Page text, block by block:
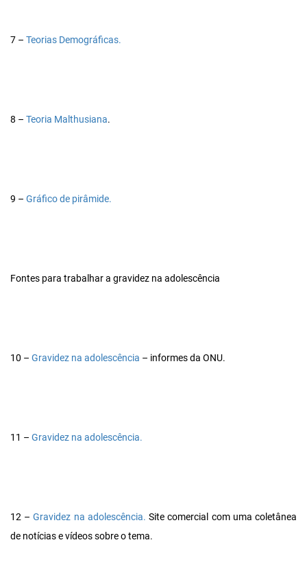
7 – Teorias Demográficas.
8 – Teoria Malthusiana.
9 – Gráfico de pirâmide.
Fontes para trabalhar a gravidez na adolescência
10 – Gravidez na adolescência – informes da ONU.
11 – Gravidez na adolescência.
12 –Gravidez na adolescência. Site comercial com uma coletânea
de notícias e vídeos sobre o tema.